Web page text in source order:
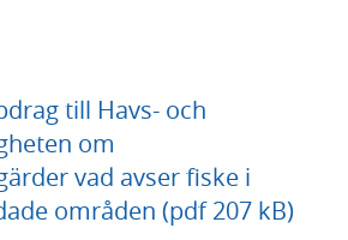
till Havs- och
om
vad avser fiske i
områden (pdf 207 kB)